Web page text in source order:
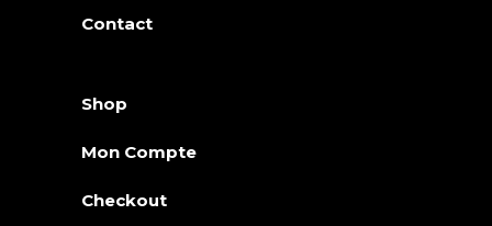
Contact
Shop
Mon Compte
Checkout